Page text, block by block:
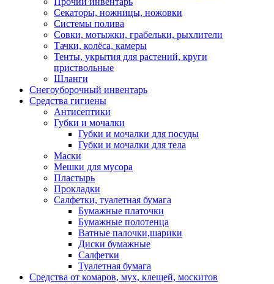
Секаторы, ножницы, ножовки
Системы полива
Совки, мотыжки, грабельки, рыхлители
Тачки, колёса, камеры
Тенты, укрытия для растений, круги
приствольные
Шланги
Снегоуборочный инвентарь
Средства гигиены
Антисептики
Губки и мочалки
Губки и мочалки для посуды
Губки и мочалки для тела
Маски
Мешки для мусора
Пластырь
Прокладки
Салфетки, туалетная бумага
Бумажные платочки
Бумажные полотенца
Ватные палочки,шарики
Диски бумажные
Салфетки
Туалетная бумага
Средства от комаров, мух, клещей, москитов